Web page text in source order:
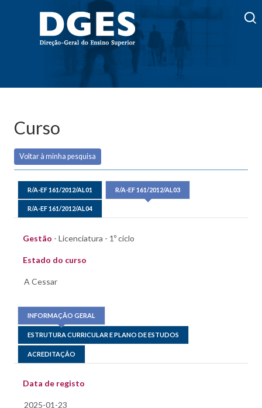
Curso
Voltar à minha pesquisa
R/A-EF 161/2012/AL01 R/A-EF 161/2012/AL03
R/A-EF 161/2012/AL04
Gestão - Licenciatura - 1º ciclo
Estado do curso
INFORMAÇÃO GERAL
ESTRUTURA CURRICULAR E PLANO DE ESTUDOS
ACREDITAÇÃO
Data de registo